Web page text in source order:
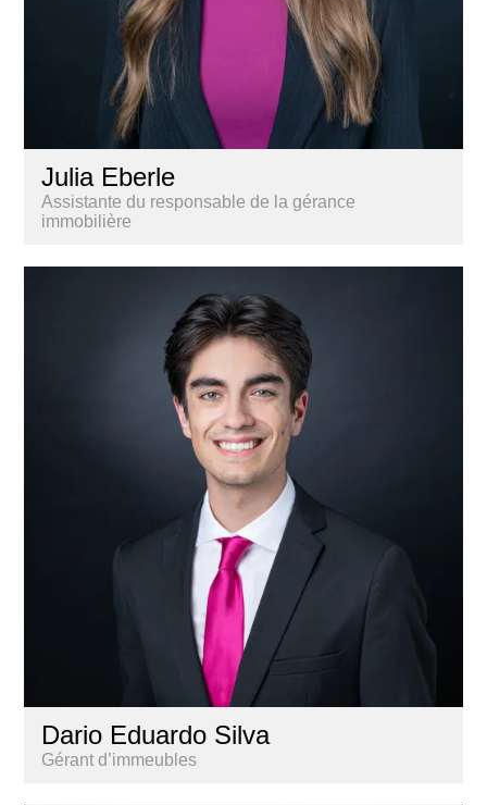
Julia Eberle
Assistante du responsable de la gérance
immobilière
Dario Eduardo Silva
Gérant d’immeubles